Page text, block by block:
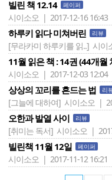
빌린 책 12.14 페이퍼
시이소오 | 2017-12-16 16:43
하루키 읽다 미쳐버린 리뷰
[무라카미 하루키를 읽..] 시이
11월 읽은 책 : 14권 (44개월
시이소오 | 2017-12-03 12:04
상상의 꼬리를 흔드는 법 리
[그늘에 대하여] 시이소오 |
오한과 발열 사이 리뷰
[취미는 독서] 시이소오 |
빌린책 11월 12일 페이퍼
시이소오 | 2017-11-12 16:21